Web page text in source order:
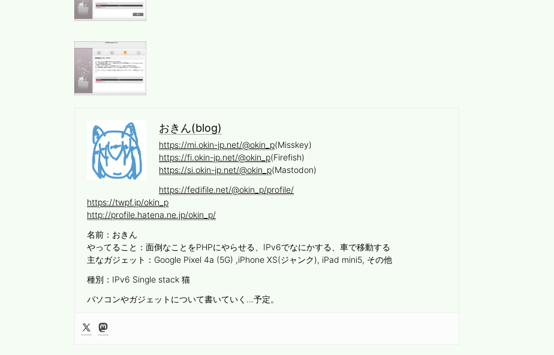
おきん(blog)
https://mi.okin-jp.net/@okin_p(Misskey)
https://fi.okin-jp.net/@okin_p(Firefish)
https://si.okin-jp.net/@okin_p(Mastodon)
https://fedifile.net/@okin_p/profile/
https://twpf.jp/okin_p
http://profile.hatena.ne.jp/okin_p/
名前：おきん
やってること：面倒なことをPHPにやらせる、IPv6でなにかする、車で移動する
主なガジェット：Google Pixel 4a (5G) ,iPhone XS(ジャンク), iPad mini5, その他
種別：IPv6 Single stack 猫
パソコンやガジェットについて書いていく…予定。